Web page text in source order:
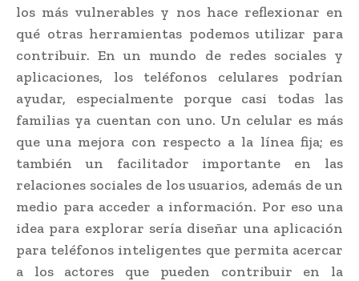
los más vulnerables y nos hace reflexionar en
qué otras herramientas podemos utilizar para
contribuir. En un mundo de redes sociales y
aplicaciones, los teléfonos celulares podrían
ayudar, especialmente porque casi todas las
familias ya cuentan con uno. Un celular es más
que una mejora con respecto a la línea fija; es
también un facilitador importante en las
relaciones sociales de los usuarios, además de un
medio para acceder a información. Por eso una
idea para explorar sería diseñar una aplicación
para teléfonos inteligentes que permita acercar
a los actores que pueden contribuir en la